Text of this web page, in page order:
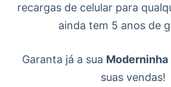
recargas de celular para
ainda tem 5 anos de
Garanta já a sua Moderninha
suas vendas!